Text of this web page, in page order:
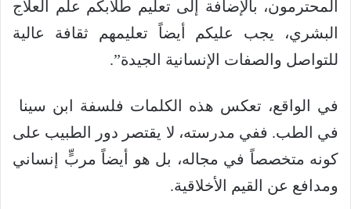
المحترمون، بالإضافة إلى تعليم طلابكم علم العلاج
البشري، يجب عليكم أيضاً تعليمهم ثقافة عالية
للتواصل والصفات الإنسانية الجيدة”.
في الواقع، تعكس هذه الكلمات فلسفة ابن سينا ​​
في الطب. ففي مدرسته، لا يقتصر دور الطبيب على
كونه متخصصاً في مجاله، بل هو أيضاً مربٍّ إنساني
ومدافع عن القيم الأخلاقية.